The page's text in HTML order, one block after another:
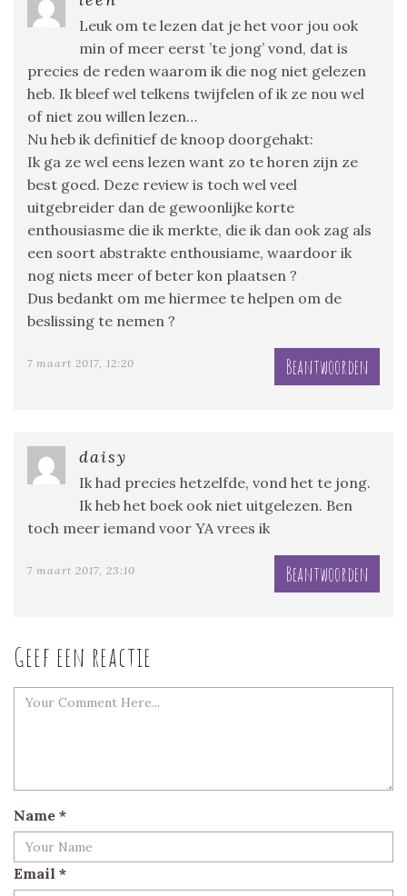
Leuk om te lezen dat je het voor jou ook
min of meer eerst ’te jong’ vond, dat is
precies de reden waarom ik die nog niet gelezen
heb. Ik bleef wel telkens twijfelen of ik ze nou wel
of niet zou willen lezen…
Nu heb ik definitief de knoop doorgehakt:
Ik ga ze wel eens lezen want zo te horen zijn ze
best goed. Deze review is toch wel veel
uitgebreider dan de gewoonlijke korte
enthousiasme die ik merkte, die ik dan ook zag als
een soort abstrakte enthousiame, waardoor ik
nog niets meer of beter kon plaatsen ?
Dus bedankt om me hiermee te helpen om de
beslissing te nemen ?
7 maart 2017, 12:20 Beantwoorden
daisy
Ik had precies hetzelfde, vond het te jong.
Ik heb het boek ook niet uitgelezen. Ben
toch meer iemand voor YA vrees ik
7 maart 2017, 23:10 Beantwoorden
Geef een reactie
Name *
Email *